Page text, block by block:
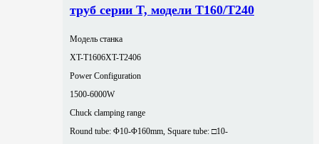
труб серии T, модели T160/T240
Модель станка
XT-T1606XT-T2406
Power Configuration
1500-6000W
Chuck clamping range
Round tube: Φ10-Φ160mm, Square tube: □10-